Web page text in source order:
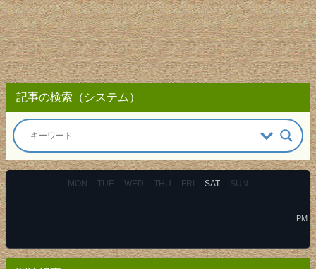
記事の検索（システム）
MON TUE WED THU FRI SAT SUN
PM